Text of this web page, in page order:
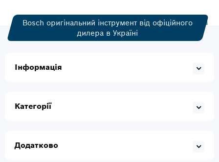
Bosch оригінальний інструмент від офіційного
дилера в Україні
Інформація
Категорії
Додатково